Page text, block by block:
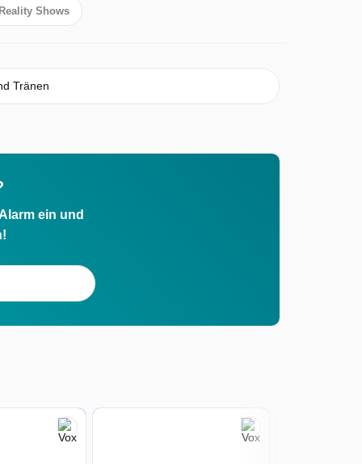
Shows
Tränen
ein und